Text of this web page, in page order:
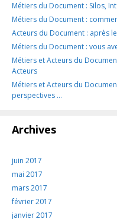
Métiers du Document : Silos,
Métiers du Document :
Acteurs du Document : après
Métiers du Document : vous
Métiers et Acteurs du
Acteurs
Métiers et Acteurs du
perspectives …
Archives
juin 2017
mai 2017
mars 2017
février 2017
janvier 2017